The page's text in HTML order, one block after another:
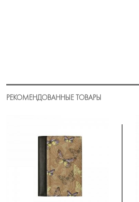
РЕКОМЕНДОВАННЫЕ ТОВАРЫ